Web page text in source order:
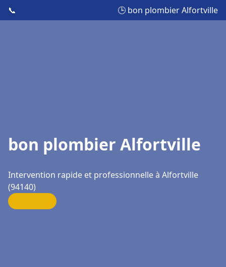
📞 🕒 bon plombier Alfortville
bon plombier Alfortville
Intervention rapide et professionnelle à Alfortville
(94140)